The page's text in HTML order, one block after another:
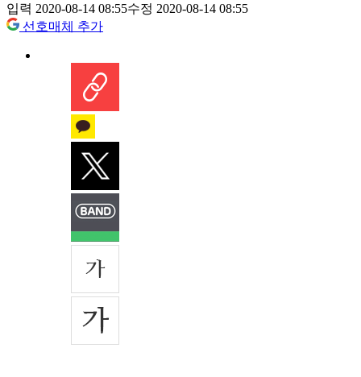
입력 2020-08-14 08:55수정 2020-08-14 08:55
선호매체 추가